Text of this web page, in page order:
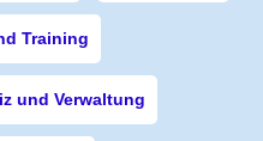
Training
und Verwaltung